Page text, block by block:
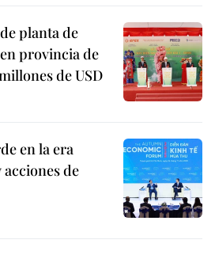
planta de
provincia de
de USD
en la era
de